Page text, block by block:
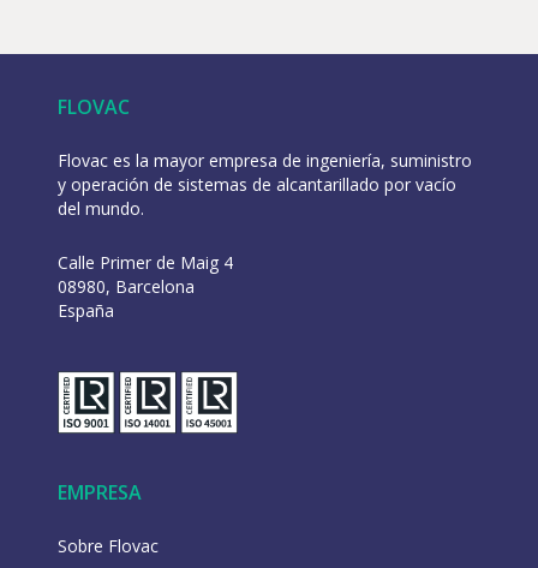
FLOVAC
Flovac es la mayor empresa de ingeniería, suministro
y operación de sistemas de alcantarillado por vacío
del mundo.
Calle Primer de Maig 4
08980, Barcelona
España
EMPRESA
Sobre Flovac